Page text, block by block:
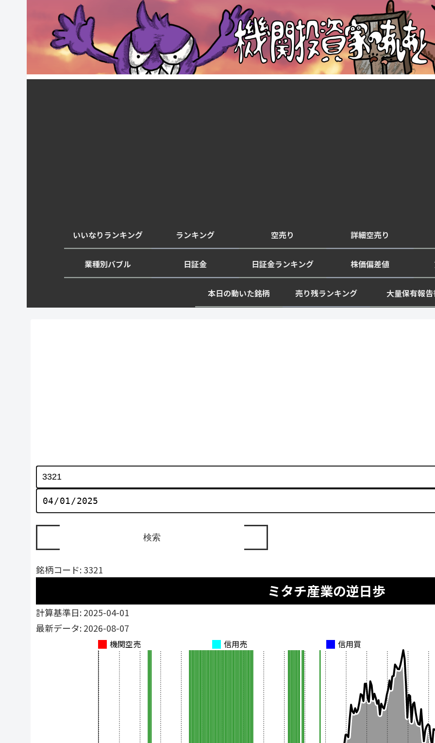
いいなりランキング ランキング 空売り 詳細空売り
業種別バブル 日証金 日証金ランキング 株価偏差値
本日の動いた銘柄 売り残ランキング 大量保有報
銘柄コード: 3321
ミタチ産業の逆日歩
計算基準日: 2025-04-01
最新データ: 2026-08-07
機関空売 信用売 信用買